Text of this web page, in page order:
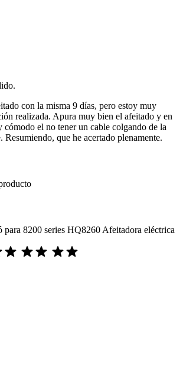
con la misma 9 días, pero estoy muy
realizada. Apura muy bien el afeitado y en
cómodo el no tener un cable colgando de la
Resumiendo, que he acertado plenamente.
para 8200 series HQ8260 Afeitadora eléctrica